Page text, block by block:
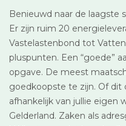
Benieuwd naar de laagste
Er zijn ruim 20
Vastelastenbond tot
pluspunten. Een “goede”
opgave. De meest
goedkoopste te zijn. Of dit
afhankelijk van jullie eigen
Gelderland. Zaken als